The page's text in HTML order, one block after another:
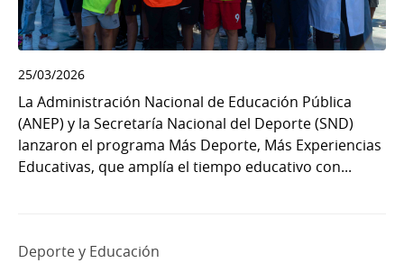
25/03/2026
La Administración Nacional de Educación Pública
(ANEP) y la Secretaría Nacional del Deporte (SND)
lanzaron el programa Más Deporte, Más Experiencias
Educativas, que amplía el tiempo educativo con...
Deporte y Educación